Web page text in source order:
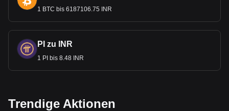
1 BTC bis 6187106.75 INR
PI zu INR
1 PI bis 8.48 INR
Trendige Aktionen